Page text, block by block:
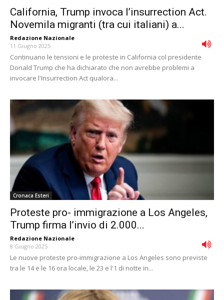
California, Trump invoca l’insurrection Act.
Novemila migranti (tra cui italiani) a...
Redazione Nazionale -
11 Giugno 2025
Continuano le tensioni e le proteste in California col presidente
Donald Trump che ha dichiarato che non avrebbe problemi a
invocare l'Insurrection Act qualora...
Cronaca Esteri
Proteste pro- immigrazione a Los Angeles,
Trump firma l’invio di 2.000...
Redazione Nazionale -
8 Giugno 2025
Le nuove proteste pro-immigrazione a Los Angeles sono previste
tra le 14 e le 16 ora locale, le 23 e l'1 di notte in...